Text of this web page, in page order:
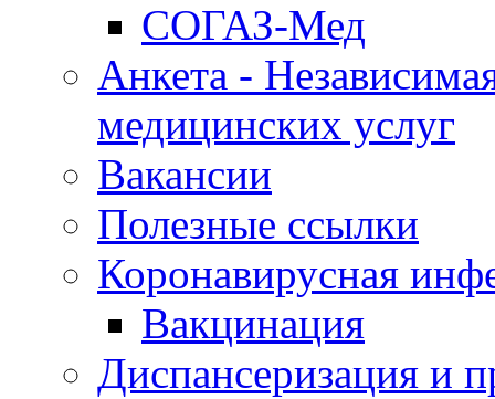
СОГАЗ-Мед
Анкета -
медицинских услуг
Вакансии
Полезные ссылки
Коронавирусная
Вакцинация
Диспансеризация и